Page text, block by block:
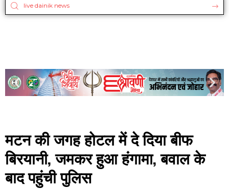
मटन की जगह होटल में दे दिया बीफ
बिरयानी, जमकर हुआ हंगामा, बवाल के
बाद पहुंची पुलिस